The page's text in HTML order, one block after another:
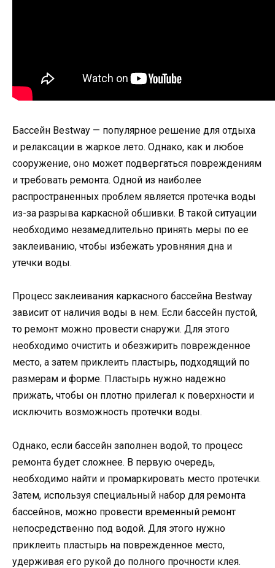
Бассейн Bestway — популярное решение для отдыха
и релаксации в жаркое лето. Однако, как и любое
сооружение, оно может подвергаться повреждениям
и требовать ремонта. Одной из наиболее
распространенных проблем является протечка воды
из-за разрыва каркасной обшивки. В такой ситуации
необходимо незамедлительно принять меры по ее
заклеиванию, чтобы избежать уровняния дна и
утечки воды.
Процесс заклеивания каркасного бассейна Bestway
зависит от наличия воды в нем. Если бассейн пустой,
то ремонт можно провести снаружи. Для этого
необходимо очистить и обезжирить поврежденное
место, а затем приклеить пластырь, подходящий по
размерам и форме. Пластырь нужно надежно
прижать, чтобы он плотно прилегал к поверхности и
исключить возможность протечки воды.
Однако, если бассейн заполнен водой, то процесс
ремонта будет сложнее. В первую очередь,
необходимо найти и промаркировать место протечки.
Затем, используя специальный набор для ремонта
бассейнов, можно провести временный ремонт
непосредственно под водой. Для этого нужно
приклеить пластырь на поврежденное место,
удерживая его рукой до полного прочности клея.